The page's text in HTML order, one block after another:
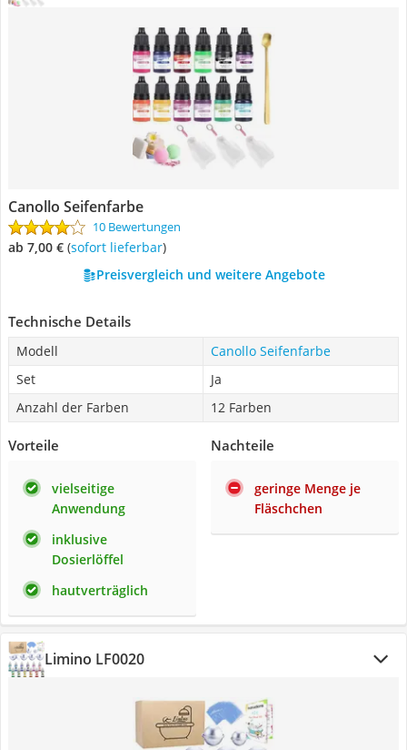
Canollo Seifenfarbe
10 Bewertungen
ab 7,00 € ( Sofort lieferbar)
Preisvergleich und weitere Angebote
Technische Details
Modell
Canollo Seifenfarbe
Set
Ja
Anzahl der Farben
12 Farben
Vorteile
vielseitige
Anwendung
inklusive
Dosierlöffel
hautverträglich
Nachteile
geringe Menge je
Fläschchen
Limino LF0020